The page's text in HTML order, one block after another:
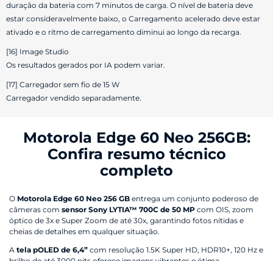
duração da bateria com 7 minutos de carga. O nível de bateria deve
estar consideravelmente baixo, o Carregamento acelerado deve estar
ativado e o ritmo de carregamento diminui ao longo da recarga.
[16] Image Studio
Os resultados gerados por IA podem variar.
[17] Carregador sem fio de 15 W
Carregador vendido separadamente.
Motorola Edge 60 Neo 256GB:
Confira resumo técnico
completo
O Motorola Edge 60 Neo 256 GB entrega um conjunto poderoso de
câmeras com sensor Sony LYTIA™ 700C de 50 MP com OIS, zoom
óptico de 3x e Super Zoom de até 30x, garantindo fotos nítidas e
cheias de detalhes em qualquer situação.
A tela pOLED de 6,4” com resolução 1.5K Super HD, HDR10+, 120 Hz e